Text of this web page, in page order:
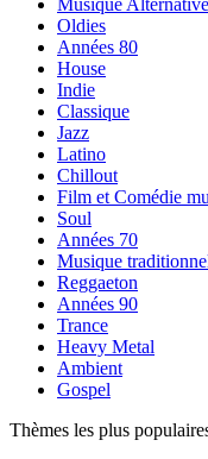
Musique Alternative
Oldies
Années 80
House
Indie
Classique
Jazz
Latino
Chillout
Film et Comédie
Soul
Années 70
Musique
Reggaeton
Années 90
Trance
Heavy Metal
Ambient
Gospel
Thèmes les plus